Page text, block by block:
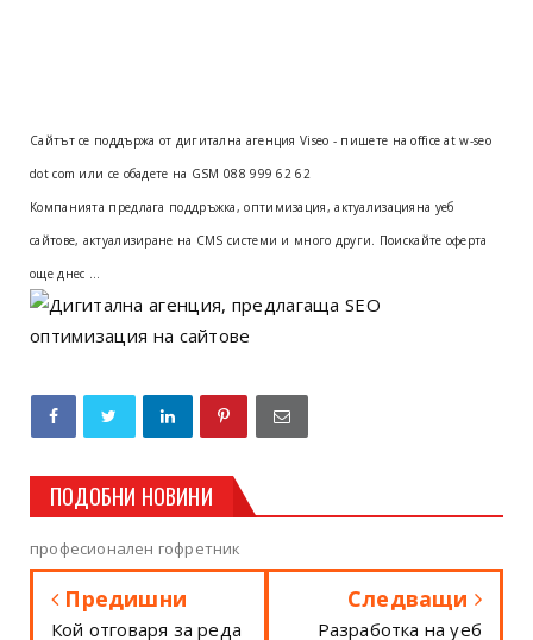
Сайтът се поддържа от дигитална агенция Viseo - пишете на office at w-seo
dot com или се обадете на GSM 088 999 62 62
Компанията предлага поддръжка, оптимизация, актуализацияна уеб
сайтове, актуализиране на CMS системи и много други. Поискайте оферта
още днес ...
ПОДОБНИ НОВИНИ
професионален гофретник
Предишни
Кой отговаря за реда
Следващи
Разработка на уеб